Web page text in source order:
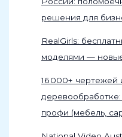
решения для
RealGirls:
моделями —
16 000+ чертежей
профи (мебель,